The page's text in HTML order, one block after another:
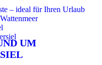
– ideal für Ihren Urlaub
UM